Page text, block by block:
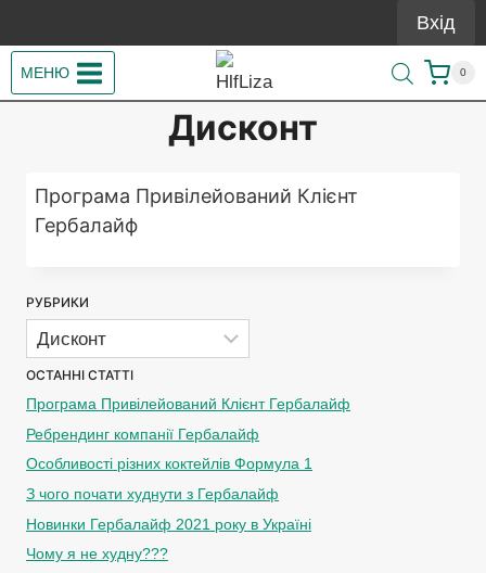
до
вмісту
Вхід
МЕНЮ 0
Дисконт
Програма Привілейований Клієнт
Гербалайф
РУБРИКИ
Рубрики
ОСТАННІ СТАТТІ
Програма Привілейований Клієнт Гербалайф
Ребрендинг компанії Гербалайф
Особливості різних коктейлів Формула 1
З чого почати худнути з Гербалайф
Новинки Гербалайф 2021 року в Україні
Чому я не худну???